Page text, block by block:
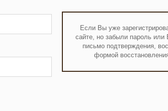
Если Вы уже
сайте, но забыли пароль
письмо подтверждения,
формой